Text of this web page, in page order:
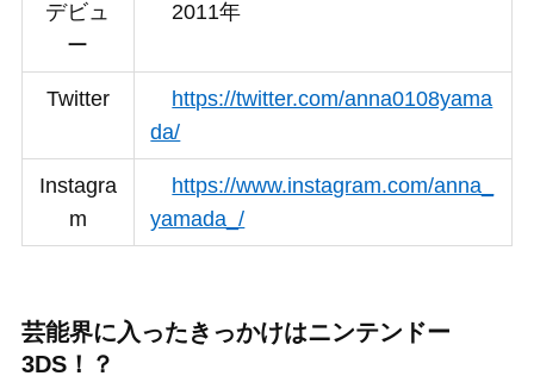
デビュ
ー
2011年
Twitter
https://twitter.com/anna0108yama
da/
Instagra
m
https://www.instagram.com/anna_
yamada_/
芸能界に入ったきっかけはニンテンドー
3DS！？